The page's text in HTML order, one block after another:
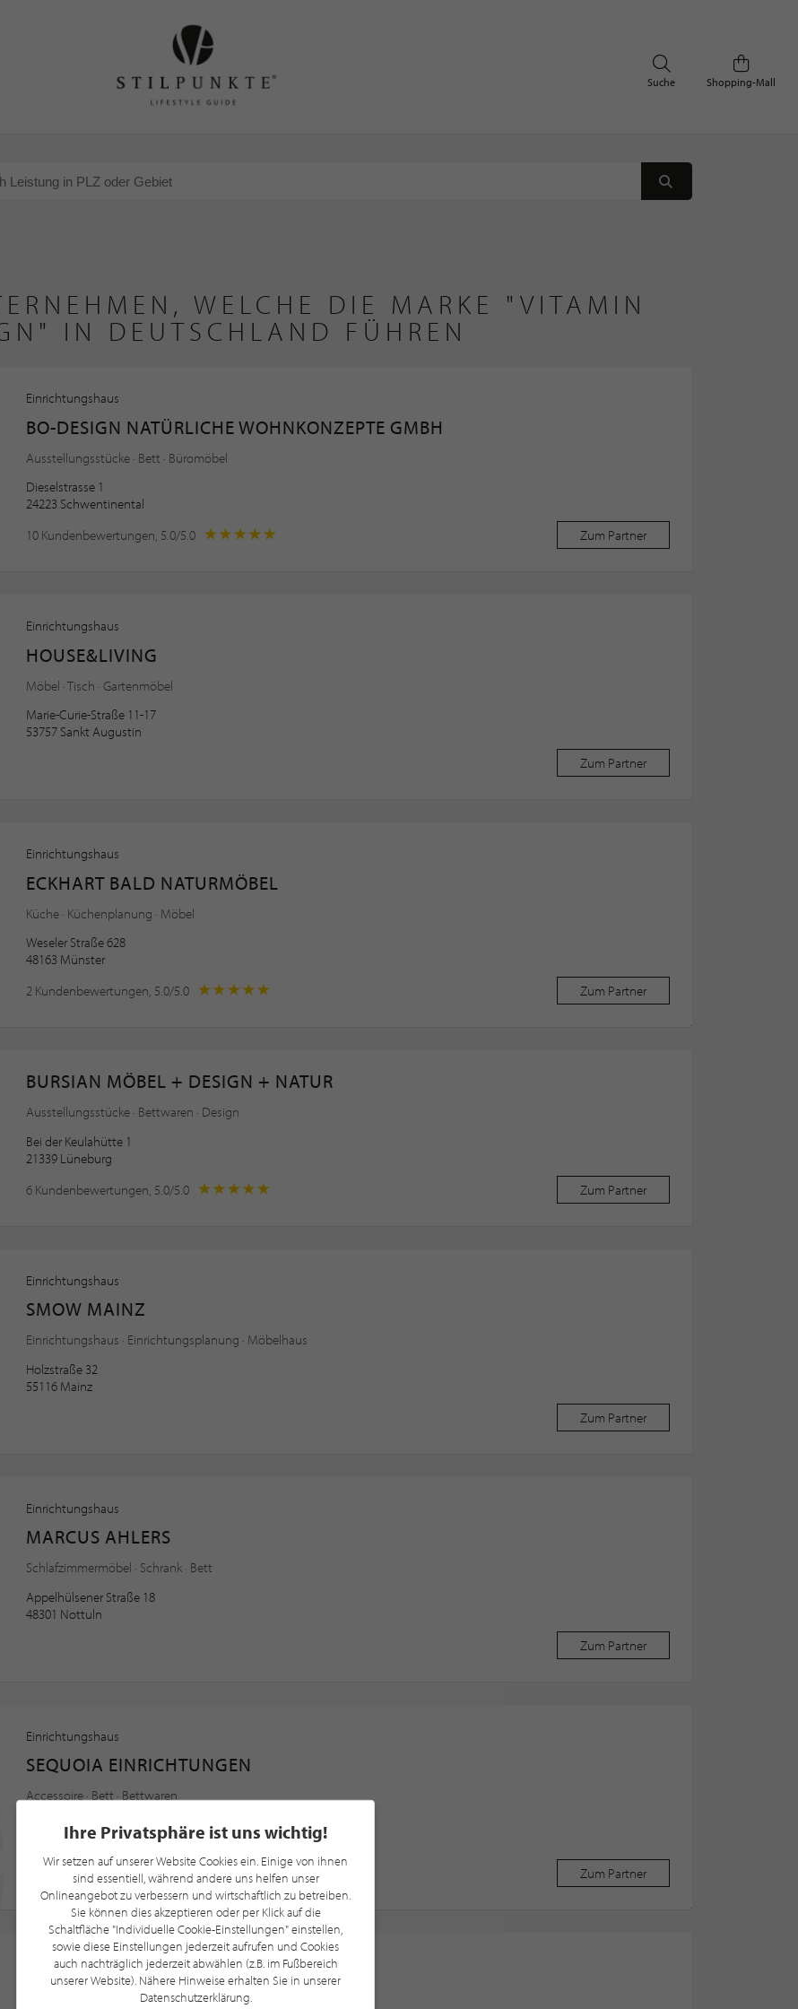
Shopping-Mall
Suche
WELCHE DIE MARKE "VITAMIN
IN DEUTSCHLAND FÜHREN
Einrichtungshaus
BO-DESIGN NATÜRLICHE WOHNKONZEPTE GMBH
Ausstellungsstücke · Bett · Büromöbel
Dieselstrasse 1
24223 Schwentinental
10 Kundenbewertungen, 5.0/5.0
Zum Partner
Einrichtungshaus
HOUSE&LIVING
Möbel · Tisch · Gartenmöbel
Marie-Curie-Straße 11-17
53757 Sankt Augustin
Zum Partner
Einrichtungshaus
ECKHART BALD NATURMÖBEL
Küche · Küchenplanung · Möbel
Weseler Straße 628
48163 Münster
2 Kundenbewertungen, 5.0/5.0
Zum Partner
BURSIAN MÖBEL + DESIGN + NATUR
Ausstellungsstücke · Bettwaren · Design
Bei der Keulahütte 1
21339 Lüneburg
6 Kundenbewertungen, 5.0/5.0
Zum Partner
Einrichtungshaus
SMOW MAINZ
Einrichtungshaus · Einrichtungsplanung · Möbelhaus
Holzstraße 32
55116 Mainz
Zum Partner
Einrichtungshaus
MARCUS AHLERS
Schlafzimmermöbel · Schrank · Bett
Appelhülsener Straße 18
48301 Nottuln
Zum Partner
Einrichtungshaus
SEQUOIA EINRICHTUNGEN
Accessoire · Bett · Bettwaren
Theaterstraße 13
52062 Aachen
2 Kundenbewertungen, 5.0/5.0
Zum Partner
INTERIOR CONCEPT
Beleuchtung · Dekoration · Designmöbel
Ihre Privatsphäre ist uns wichtig!
Wir setzen auf unserer Website Cookies ein. Einige von ihnen
sind essentiell, während andere uns helfen unser
Onlineangebot zu verbessern und wirtschaftlich zu betreiben.
Sie können dies akzeptieren oder per Klick auf die
Schaltfläche "Individuelle Cookie-Einstellungen" einstellen,
sowie diese Einstellungen jederzeit aufrufen und Cookies
auch nachträglich jederzeit abwählen (z.B. im Fußbereich
unserer Website). Nähere Hinweise erhalten Sie in unserer
Datenschutzerklärung.